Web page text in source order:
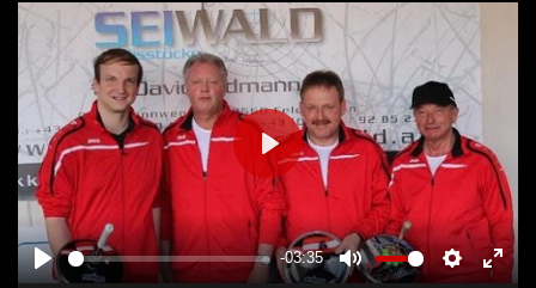
PLAY
-03:35
MUTE SETTINGS
PLAY